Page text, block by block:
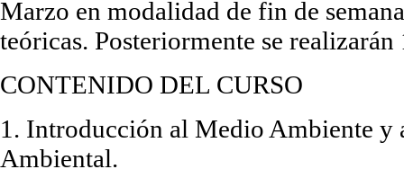
Marzo en modalidad de fin de
teóricas. Posteriormente se realizarán
CONTENIDO DEL CURSO
1. Introducción al Medio Ambiente y
Ambiental.